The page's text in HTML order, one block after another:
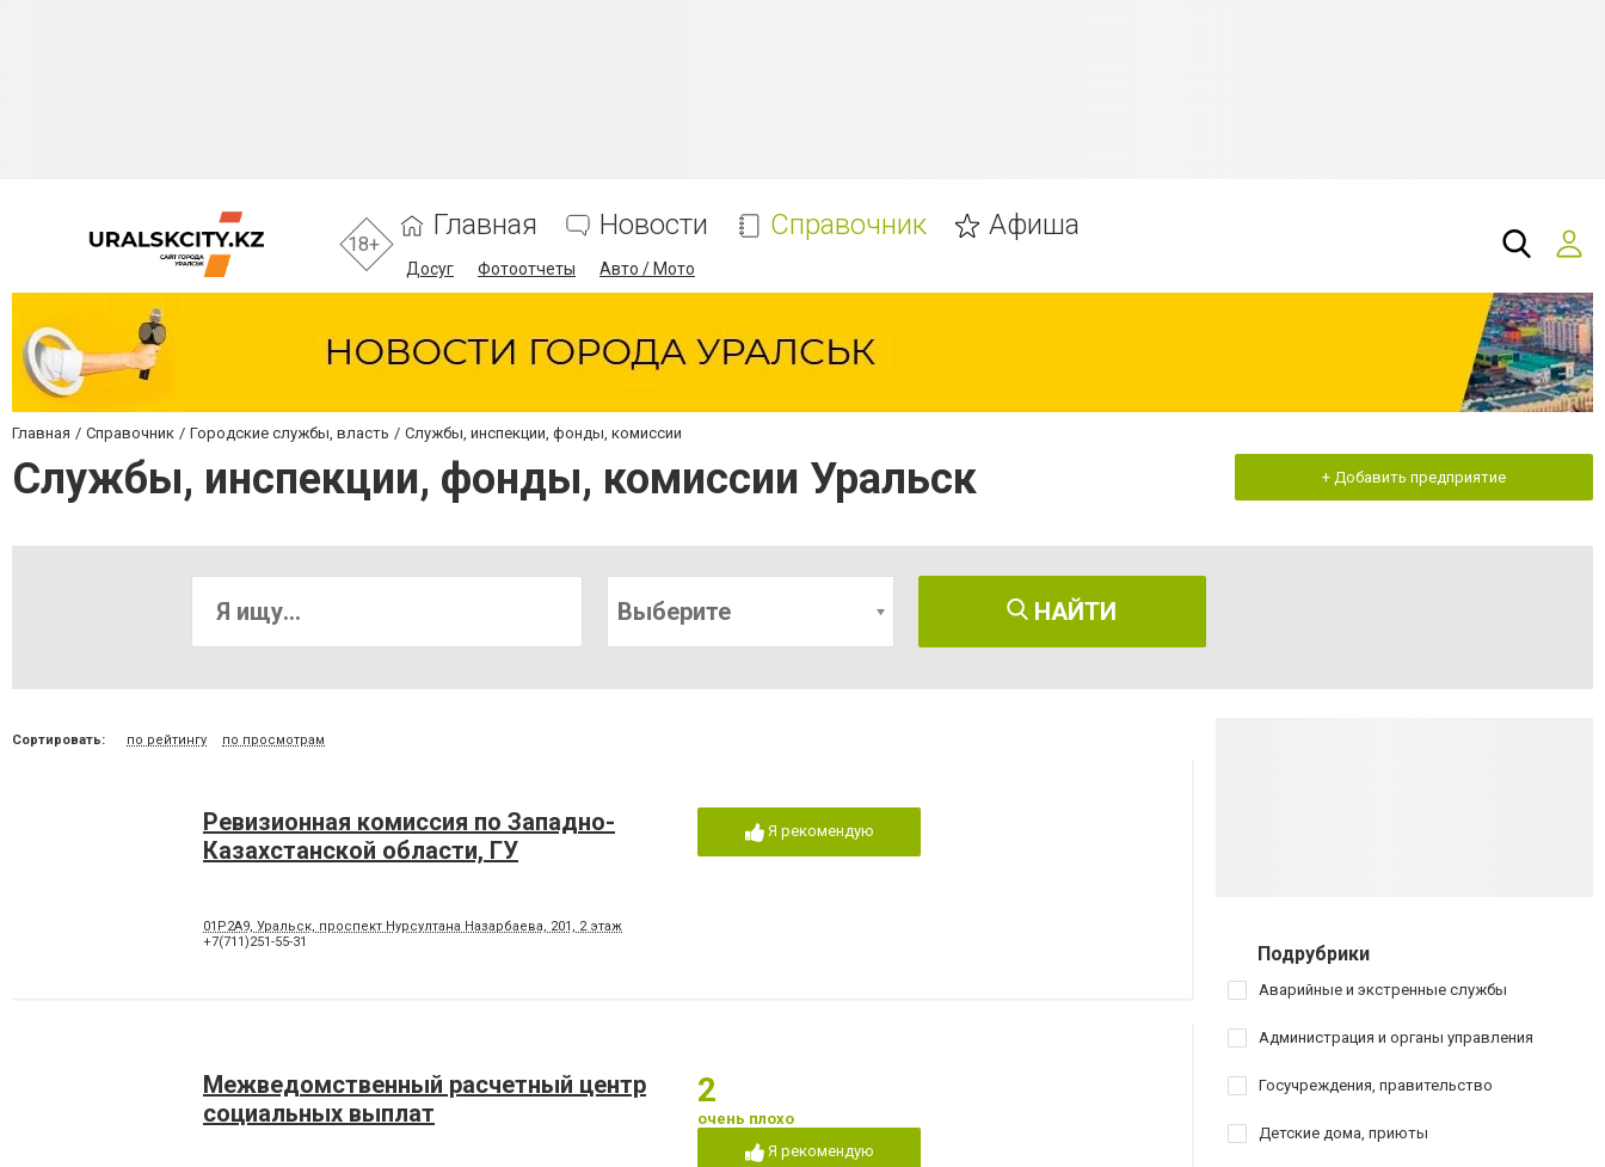
18+
Главная Новости Справочник Афиша
Досуг Фотоотчеты Авто / Мото
Главная Справочник Городские службы, власть Службы, инспекции, фонды, комиссии
Службы, инспекции, фонды, комиссии Уральск + Добавить предприятие
Выберите НАЙТИ
Сортировать: по рейтингу по просмотрам
Ревизионная комиссия по Западно-
Казахстанской области, ГУ
01P2A9, Уральск, проспект Нурсултана Назарбаева, 201, 2 этаж
+7(711)251-55-31
Я рекомендую
Межведомственный расчетный центр
социальных выплат
2
очень плохо
Я рекомендую
Подрубрики
Аварийные и экстренные службы
Администрация и органы управления
Госучреждения, правительство
Детские дома, приюты